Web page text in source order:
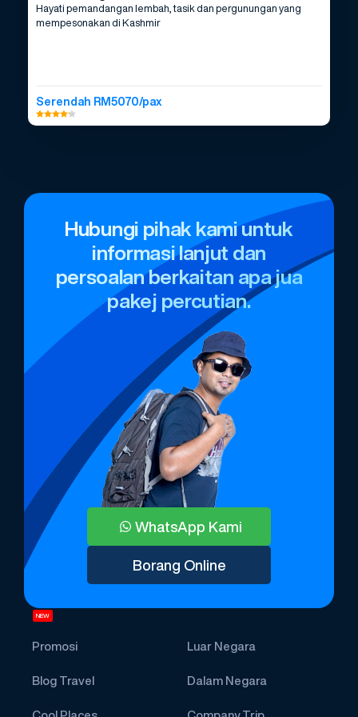
Hayati pemandangan lembah, tasik dan pergunungan yang
mempesonakan di Kashmir
Serendah RM5070/pax
Hubungi pihak kami untuk
informasi lanjut dan
persoalan berkaitan apa jua
pakej percutian.
WhatsApp Kami
Borang Online
Luar Negara
Dalam Negara
Promosi
NEW
Blog Travel